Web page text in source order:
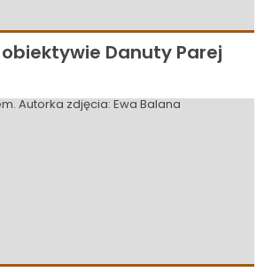
obiektywie Danuty Parej